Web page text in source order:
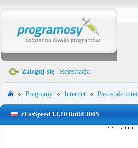
Zaloguj się Rejestracja
Programy Internet Pozostałe
cFosSpeed 13.10 Build 3005